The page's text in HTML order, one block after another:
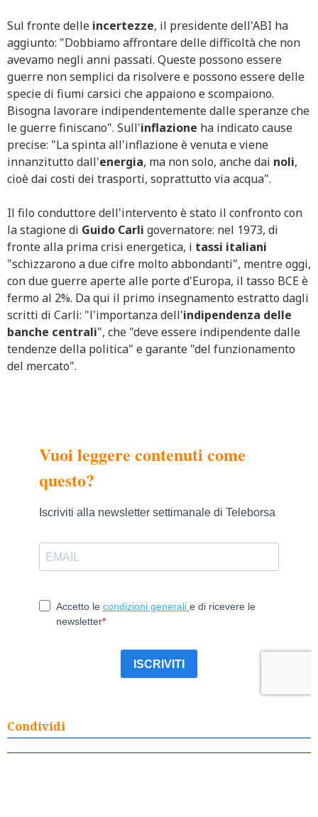
Sul fronte delle incertezze, il presidente dell'ABI ha
aggiunto: "Dobbiamo affrontare delle difficoltà che non
avevamo negli anni passati. Queste possono essere
guerre non semplici da risolvere e possono essere delle
specie di fiumi carsici che appaiono e scompaiono.
Bisogna lavorare indipendentemente dalle speranze che
le guerre finiscano". Sull'inflazione ha indicato cause
precise: "La spinta all'inflazione è venuta e viene
innanzitutto dall'energia, ma non solo, anche dai noli,
cioè dai costi dei trasporti, soprattutto via acqua".
Il filo conduttore dell'intervento è stato il confronto con
la stagione di Guido Carli governatore: nel 1973, di
fronte alla prima crisi energetica, i tassi italiani
"schizzarono a due cifre molto abbondanti", mentre oggi,
con due guerre aperte alle porte d'Europa, il tasso BCE è
fermo al 2%. Da qui il primo insegnamento estratto dagli
scritti di Carli: "l'importanza dell'indipendenza delle
banche centrali", che "deve essere indipendente dalle
tendenze della politica" e garante "del funzionamento
del mercato".
Condividi